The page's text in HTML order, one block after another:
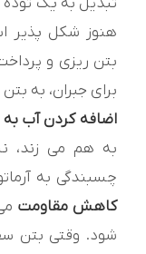
هنوز شکل پذیر
بتن ریزی و
برای جبران، به
اضافه کردن آب
به هم می زند،
چسبندگی به
کاهش مقاومت
شود. وقتی بتن